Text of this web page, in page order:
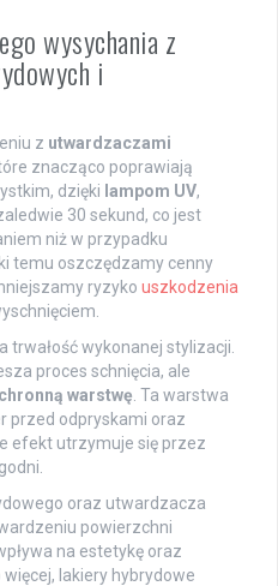
wysychania z
i
z utwardzaczami
znacząco poprawiają
dzięki lampom UV,
30 sekund, co jest
niż w przypadku
temu oszczędzamy cenny
ryzyko uszkodzenia
wykonanej stylizacji.
proces schnięcia, ale
warstwę . Ta warstwa
przed odpryskami oraz
efekt utrzymuje się przez
oraz utwardzacza
powierzchni
na estetykę oraz
więcej, lakiery hybrydowe